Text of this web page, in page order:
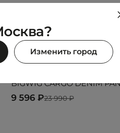
BIGWIG CARGO DENIM
23 990 ₽
9 596 ₽
Изменить город